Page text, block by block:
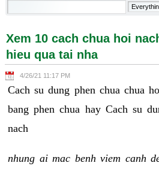
Xem 10 cach chua hoi nach
Xem 10 cach chua hoi
hieu qua tai nha
4/26/21 11:17 PM
Cach su dung phen chua chua
bang phen chua hay Cach su
nach
nhung ai mac benh viem canh